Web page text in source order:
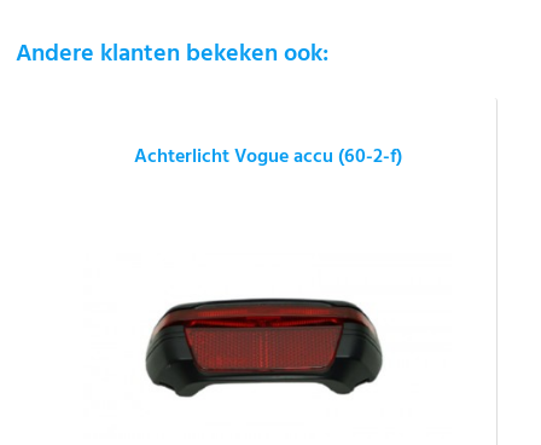
Andere klanten bekeken ook:
Achterlicht Vogue accu (60-2-f)